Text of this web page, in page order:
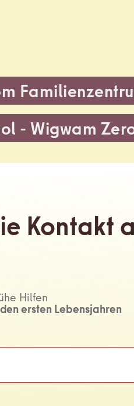
- Wigwam
Kontakt
Hilfen
ersten Lebensjahren